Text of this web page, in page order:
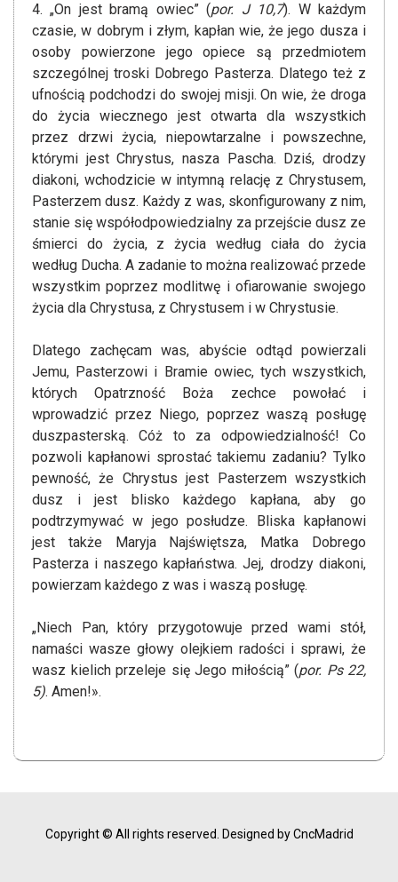
4. „On jest bramą owiec” (por. J 10,7). W każdym
czasie, w dobrym i złym, kapłan wie, że jego dusza i
osoby powierzone jego opiece są przedmiotem
szczególnej troski Dobrego Pasterza. Dlatego też z
ufnością podchodzi do swojej misji. On wie, że droga
do życia wiecznego jest otwarta dla wszystkich
przez drzwi życia, niepowtarzalne i powszechne,
którymi jest Chrystus, nasza Pascha. Dziś, drodzy
diakoni, wchodzicie w intymną relację z Chrystusem,
Pasterzem dusz. Każdy z was, skonfigurowany z nim,
stanie się współodpowiedzialny za przejście dusz ze
śmierci do życia, z życia według ciała do życia
według Ducha. A zadanie to można realizować przede
wszystkim poprzez modlitwę i ofiarowanie swojego
życia dla Chrystusa, z Chrystusem i w Chrystusie.
Dlatego zachęcam was, abyście odtąd powierzali
Jemu, Pasterzowi i Bramie owiec, tych wszystkich,
których Opatrzność Boża zechce powołać i
wprowadzić przez Niego, poprzez waszą posługę
duszpasterską. Cóż to za odpowiedzialność! Co
pozwoli kapłanowi sprostać takiemu zadaniu? Tylko
pewność, że Chrystus jest Pasterzem wszystkich
dusz i jest blisko każdego kapłana, aby go
podtrzymywać w jego posłudze. Bliska kapłanowi
jest także Maryja Najświętsza, Matka Dobrego
Pasterza i naszego kapłaństwa. Jej, drodzy diakoni,
powierzam każdego z was i waszą posługę.
„Niech Pan, który przygotowuje przed wami stół,
namaści wasze głowy olejkiem radości i sprawi, że
wasz kielich przeleje się Jego miłością” (por. Ps 22,
5). Amen!».
Copyright © All rights reserved. Designed by CncMadrid